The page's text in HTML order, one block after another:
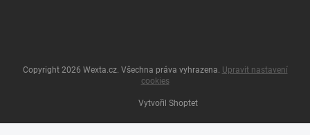
Vytvořil Shoptet
Copyright 2026 Wexta.cz. Všechna práva vyhrazena. Upravit nastavení
cookies